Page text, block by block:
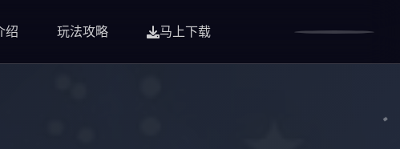
绍 玩法攻略 马上下载